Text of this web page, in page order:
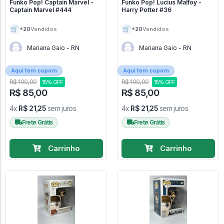
Funko Pop! Captain Marvel -
Captain Marvel #444
🛒 +20Vendidos
Mariana Gaio - RN
Aqui tem cupom
R$ 100,00 15% OFF
R$ 85,00
4x R$ 21,25sem juros
Frete Grátis
Carrinho
Funko Pop! Lucius Malfoy -
Harry Potter #36
🛒 +20Vendidos
Mariana Gaio - RN
Aqui tem cupom
R$ 100,00 15% OFF
R$ 85,00
4x R$ 21,25sem juros
Frete Grátis
Carrinho